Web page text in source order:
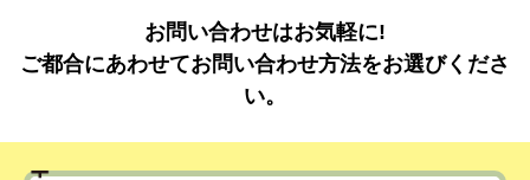
お問い合わせはお気軽に!
ご都合にあわせてお問い合わせ方法をお選びくださ
い。